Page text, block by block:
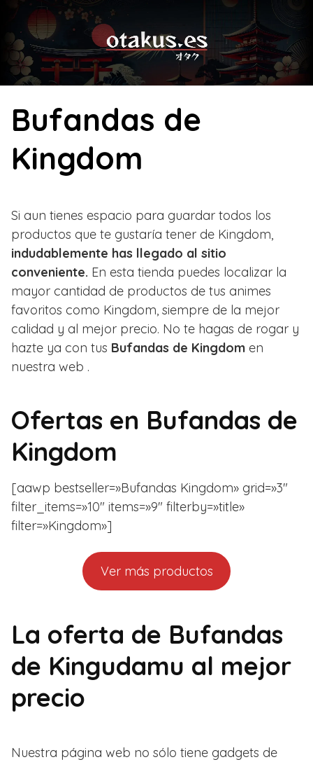
content
Bufandas de
Kingdom
Si aun tienes espacio para guardar todos los
productos que te gustaría tener de Kingdom,
indudablemente has llegado al sitio
conveniente. En esta tienda puedes localizar la
mayor cantidad de productos de tus animes
favoritos como Kingdom, siempre de la mejor
calidad y al mejor precio. No te hagas de rogar y
hazte ya con tus Bufandas de Kingdom en
nuestra web .
Ofertas en Bufandas de
Kingdom
[aawp bestseller=»Bufandas Kingdom» grid=»3″
filter_items=»10″ items=»9″ filterby=»title»
filter=»Kingdom»]
Ver más productos
La oferta de Bufandas
de Kingudamu al mejor
precio
Nuestra página web no sólo tiene gadgets de